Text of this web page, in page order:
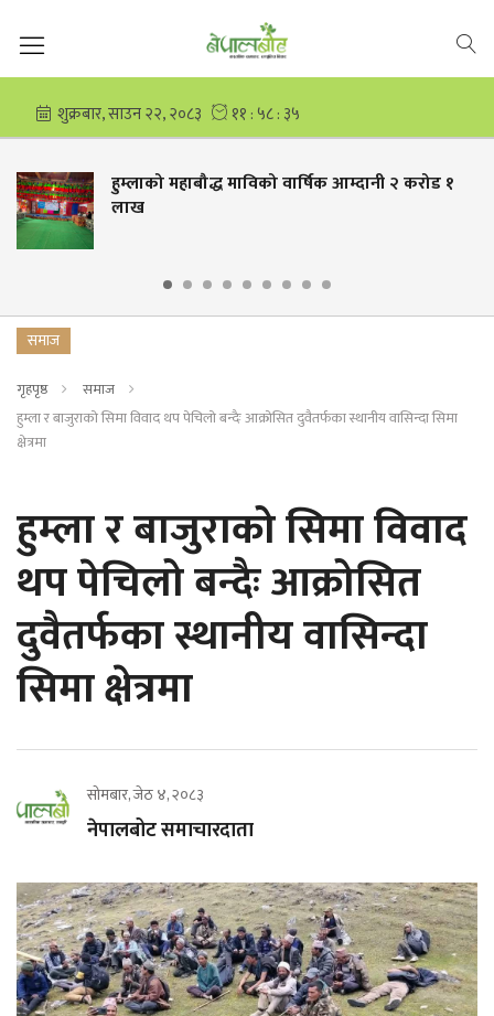
हुम्लाको महाबौद्ध माविको वार्षिक आम्दानी २ करोड १
लाख
समाज
गृहपृष्ठ
समाज
हुम्ला र बाजुराको सिमा विवाद थप पेचिलो बन्दैः आक्रोसित दुवैतर्फका स्थानीय वासिन्दा सिमा
क्षेत्रमा
हुम्ला र बाजुराको सिमा विवाद
थप पेचिलो बन्दैः आक्रोसित
दुवैतर्फका स्थानीय वासिन्दा
सिमा क्षेत्रमा
सोमबार, जेठ ४, २०८३
नेपालबोट समाचारदाता